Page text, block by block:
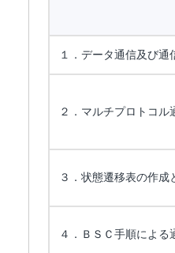
１．データ通信及び
２．マルチプロトコ
３．状態遷移表の作
４．ＢＳＣ手順によ